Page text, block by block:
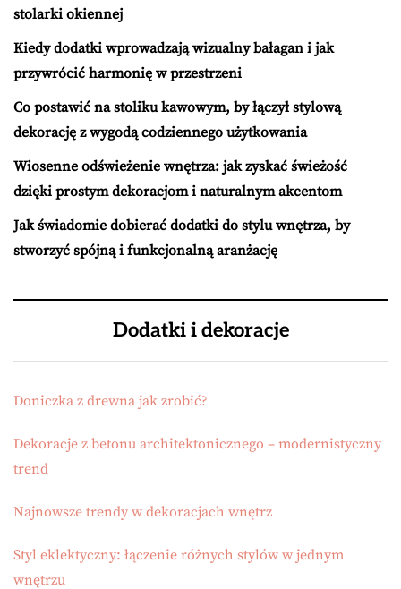
stolarki okiennej
Kiedy dodatki wprowadzają wizualny bałagan i jak
przywrócić harmonię w przestrzeni
Co postawić na stoliku kawowym, by łączył stylową
dekorację z wygodą codziennego użytkowania
Wiosenne odświeżenie wnętrza: jak zyskać świeżość
dzięki prostym dekoracjom i naturalnym akcentom
Jak świadomie dobierać dodatki do stylu wnętrza, by
stworzyć spójną i funkcjonalną aranżację
Dodatki i dekoracje
Doniczka z drewna jak zrobić?
Dekoracje z betonu architektonicznego – modernistyczny
trend
Najnowsze trendy w dekoracjach wnętrz
Styl eklektyczny: łączenie różnych stylów w jednym
wnętrzu